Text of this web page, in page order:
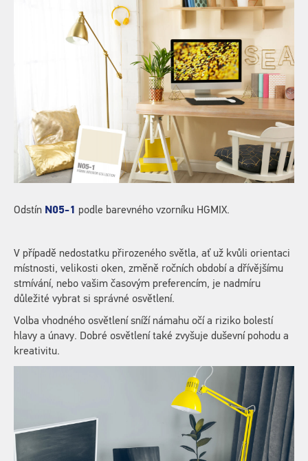
Odstín N05-1 podle barevného vzorníku HGMIX.
V případě nedostatku přirozeného světla, ať už kvůli orientaci
místnosti, velikosti oken, změně ročních období a dřívějšímu
stmívání, nebo vašim časovým preferencím, je nadmíru
důležité vybrat si správné osvětlení.
Volba vhodného osvětlení sníží námahu očí a riziko bolestí
hlavy a únavy. Dobré osvětlení také zvyšuje duševní pohodu a
kreativitu.